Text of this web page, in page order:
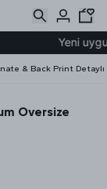
Yeni
& Back Print
Oversize